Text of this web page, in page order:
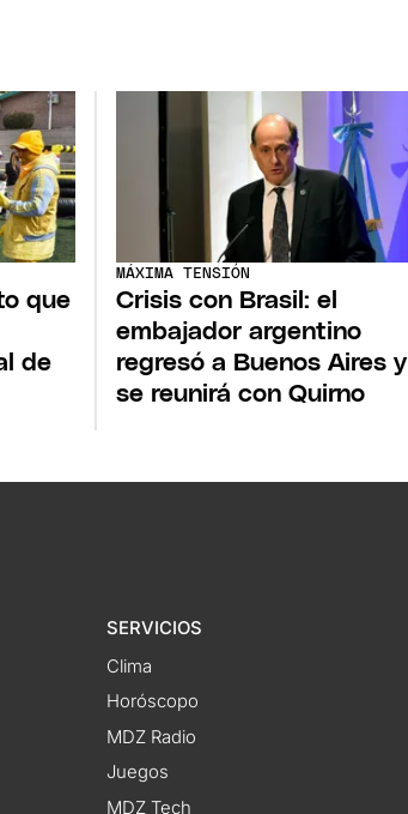
que
de
MÁXIMA TENSIÓN
Crisis con Brasil: el
embajador argentino
regresó a Buenos Aires y
se reunirá con Quirno
SERVICIOS
Clima
Horóscopo
MDZ Radio
Juegos
MDZ Tech